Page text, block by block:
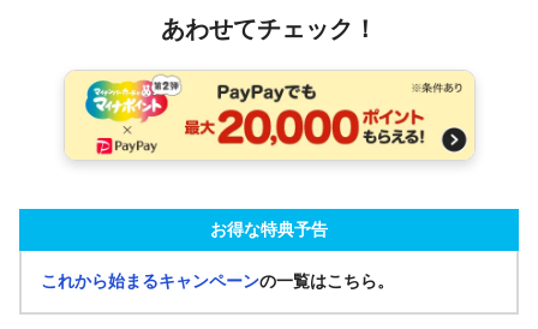
あわせてチェック！
お得な特典予告
これから始まるキャンペーンの一覧はこちら。